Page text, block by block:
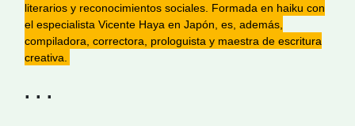
literarios y reconocimientos sociales. Formada en haiku con
el especialista Vicente Haya en Japón, es, además,
compiladora, correctora, prologuista y maestra de escritura
creativa.
. . .